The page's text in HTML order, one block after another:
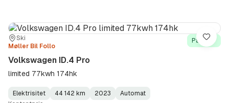
Sted:
Ski
Forhandler:
Møller Bil Follo
På lager
Volkswagen ID.4 Pro
limited 77kwh 174hk
Fuel
Elektrisitet
Kilometerstand:
44 142 km
Model 2023
Gearbox
Automat
Lagre